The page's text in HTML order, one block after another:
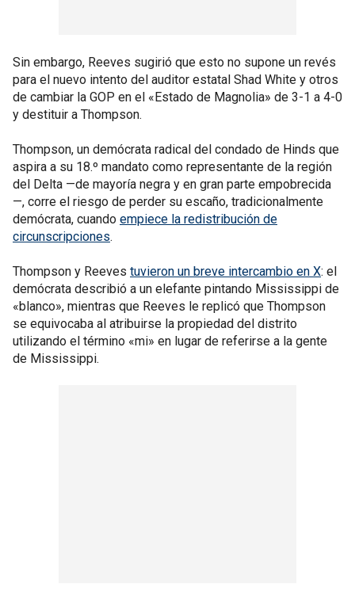
Sin embargo, Reeves sugirió que esto no supone un revés
para el nuevo intento del auditor estatal Shad White y otros
de cambiar la GOP en el «Estado de Magnolia» de 3-1 a 4-0
y destituir a Thompson.
Thompson, un demócrata radical del condado de Hinds que
aspira a su 18.º mandato como representante de la región
del Delta —de mayoría negra y en gran parte empobrecida
—, corre el riesgo de perder su escaño, tradicionalmente
demócrata, cuando empiece la redistribución de
circunscripciones.
Thompson y Reeves tuvieron un breve intercambio en X: el
demócrata describió a un elefante pintando Mississippi de
«blanco», mientras que Reeves le replicó que Thompson
se equivocaba al atribuirse la propiedad del distrito
utilizando el término «mi» en lugar de referirse a la gente
de Mississippi.